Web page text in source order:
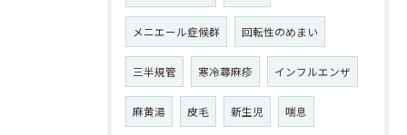
メニエール症候群 回転性のめまい
三半規管 寒冷蕁麻疹 インフルエンザ
麻黄湯 皮毛 新生児 喘息